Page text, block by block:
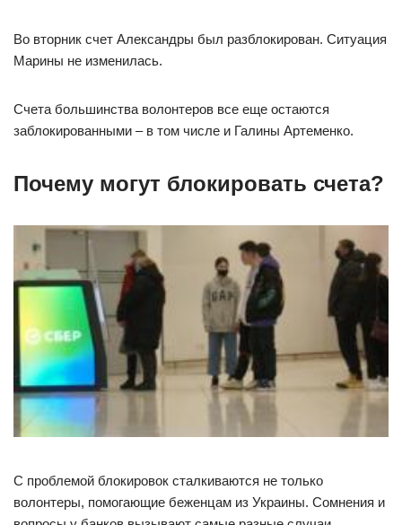
Во вторник счет Александры был разблокирован. Ситуация
Марины не изменилась.
Счета большинства волонтеров все еще остаются
заблокированными – в том числе и Галины Артеменко.
Почему могут блокировать счета?
С проблемой блокировок сталкиваются не только
волонтеры, помогающие беженцам из Украины. Сомнения и